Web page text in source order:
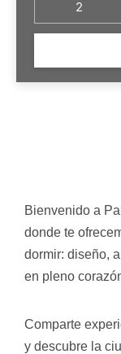
Bienvenido a
donde te
dormir: diseño,
en pleno
Comparte
y descubre la